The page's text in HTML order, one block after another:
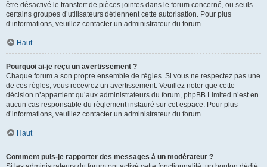
être désactivé le transfert de pièces jointes dans le forum concerné, ou seuls
certains groupes d’utilisateurs détiennent cette autorisation. Pour plus
d’informations, veuillez contacter un administrateur du forum.
Haut
Pourquoi ai-je reçu un avertissement ?
Chaque forum a son propre ensemble de règles. Si vous ne respectez pas une
de ces règles, vous recevrez un avertissement. Veuillez noter que cette
décision n’appartient qu’aux administrateurs du forum, phpBB Limited n’est en
aucun cas responsable du règlement instauré sur cet espace. Pour plus
d’informations, veuillez contacter un administrateur du forum.
Haut
Comment puis-je rapporter des messages à un modérateur ?